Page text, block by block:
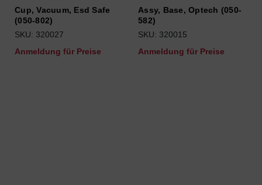
Cup, Vacuum, Esd Safe
(050-802)
SKU: 320027
Anmeldung für Preise
Assy, Base, Optech (050-
582)
SKU: 320015
Anmeldung für Preise